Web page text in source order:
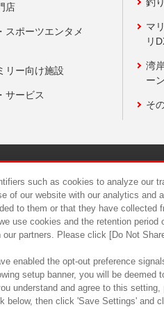
店
スポーツエンタメ
リー向け施設
サービス
マ
リ
湾
ー
そ
食品のご
such as cookies to analyze our
of our website with our analytics and
to them or that they have
use cookies and the retention
partners. Please click [Do Not
enabled the opt-out preference
setup banner, you will be
understand and agree to this
below, then click 'Save Settings' and